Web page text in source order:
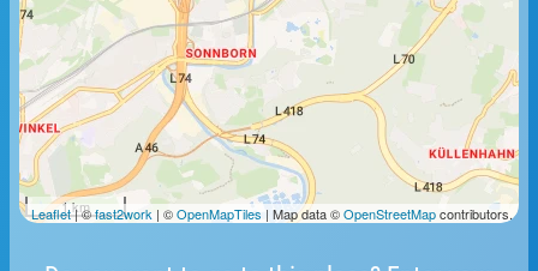
1 km
Leaflet| ©fast2work | ©OpenMapTiles | Map data ©OpenStreetMapcontributors.